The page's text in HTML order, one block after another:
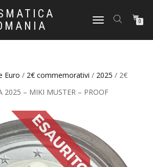
NAVIGAZIONE
0
Euro / 2€ commemorativi / 2025 / 2€
2025 – MIKI MUSTER – PROOF